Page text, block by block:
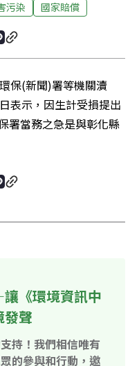
污染 國家賠償
保(新聞)署等機關瀆
表示，因生計受損提出
署當務之急是與彰化縣
《環境資訊中
發聲
持！我們相信唯有
的參與和行動，邀